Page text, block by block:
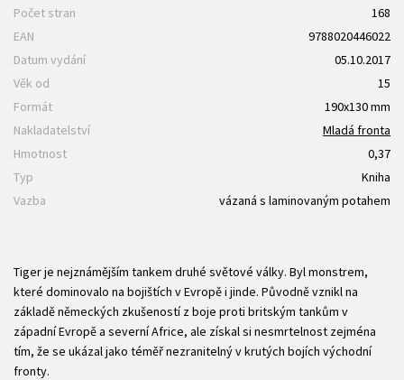
Počet stran
168
EAN
9788020446022
Datum vydání
05.10.2017
Věk od
15
Formát
190x130 mm
Nakladatelství
Mladá fronta
Hmotnost
0,37
Typ
Kniha
Vazba
vázaná s laminovaným potahem
Tiger je nejznámějším tankem druhé světové války. Byl monstrem,
které dominovalo na bojištích v Evropě i jinde. Původně vznikl na
základě německých zkušeností z boje proti britským tankům v
západní Evropě a severní Africe, ale získal si nesmrtelnost zejména
tím, že se ukázal jako téměř nezranitelný v krutých bojích východní
fronty.